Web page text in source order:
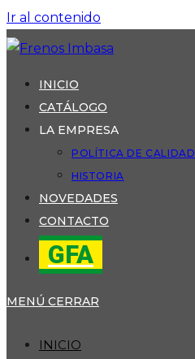
Ir al contenido
INICIO
CATÁLOGO
LA EMPRESA
POLÍTICA DE CALIDAD
HISTORIA
NOVEDADES
CONTACTO
GFA
MENÚ CERRAR
INICIO